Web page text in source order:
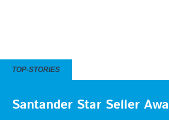
TOP-STORIES
Santander Star Seller